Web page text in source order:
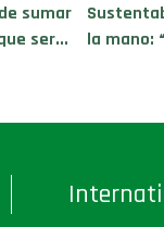
sumar
ser...
la mano: